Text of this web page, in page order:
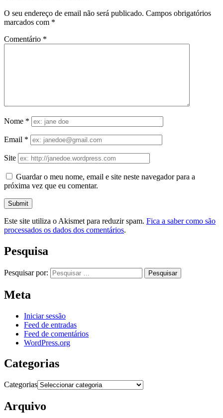
O seu endereço de email não será publicado. Campos obrigatórios
marcados com *
Comentário *
Nome *
Email *
Site
Guardar o meu nome, email e site neste navegador para a
próxima vez que eu comentar.
Este site utiliza o Akismet para reduzir spam. Fica a saber como são
processados os dados dos comentários.
Pesquisa
Pesquisar por:
Meta
Iniciar sessão
Feed de entradas
Feed de comentários
WordPress.org
Categorias
Categorias
Arquivo